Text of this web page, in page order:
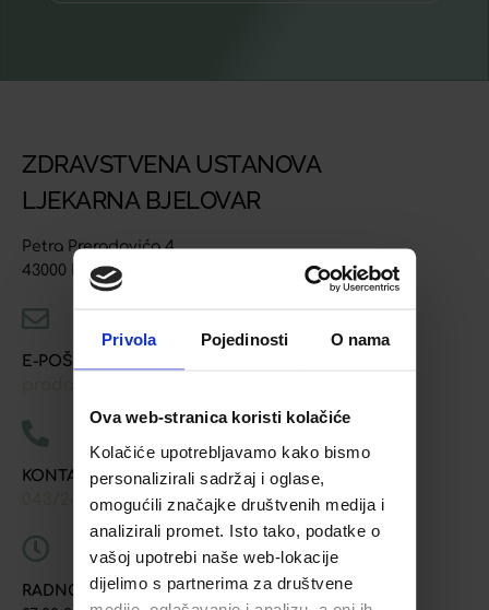
Privola Pojedinosti O nama
Ova web-stranica koristi kolačiće
Kolačiće upotrebljavamo kako bismo
personalizirali sadržaj i oglase,
omogućili značajke društvenih medija i
analizirali promet. Isto tako, podatke o
vašoj upotrebi naše web-lokacije
dijelimo s partnerima za društvene
ZDRAVSTVENA USTANOVA
LJEKARNA BJELOVAR
Petra Preradovića 4
43000 Bjelovar
E-POŠTA
KONTAKT TELEFONI
043/241-907,091/618-9163, 091/603-8577
RADNO VRIJEME